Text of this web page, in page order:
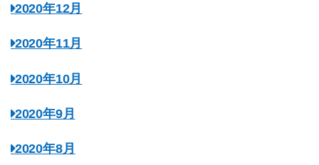
2020年12月
2020年11月
2020年10月
2020年9月
2020年8月